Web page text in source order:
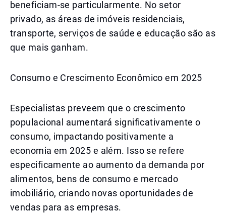
beneficiam-se particularmente. No setor
privado, as áreas de imóveis residenciais,
transporte, serviços de saúde e educação são as
que mais ganham.
Consumo e Crescimento Econômico em 2025
Especialistas preveem que o crescimento
populacional aumentará significativamente o
consumo, impactando positivamente a
economia em 2025 e além. Isso se refere
especificamente ao aumento da demanda por
alimentos, bens de consumo e mercado
imobiliário, criando novas oportunidades de
vendas para as empresas.